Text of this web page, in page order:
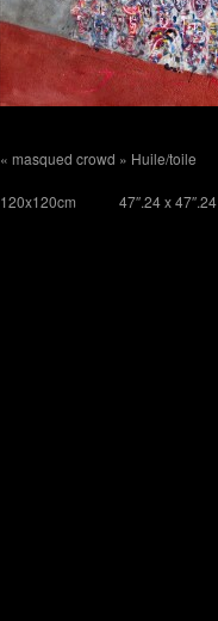
« masqued crowd » Huile/toile
120x120cm 47″.24 x 47″.24